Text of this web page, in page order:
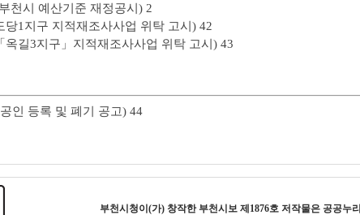
천시 예산기준 재정공시) 2
1지구 지적재조사사업 위탁 고시) 42
길3지구」지적재조사사업 위탁 고시) 43
인 등록 및 폐기 공고) 44
부천시청이(가) 창작한 부천시보 제1876호 저작물은 공공누리